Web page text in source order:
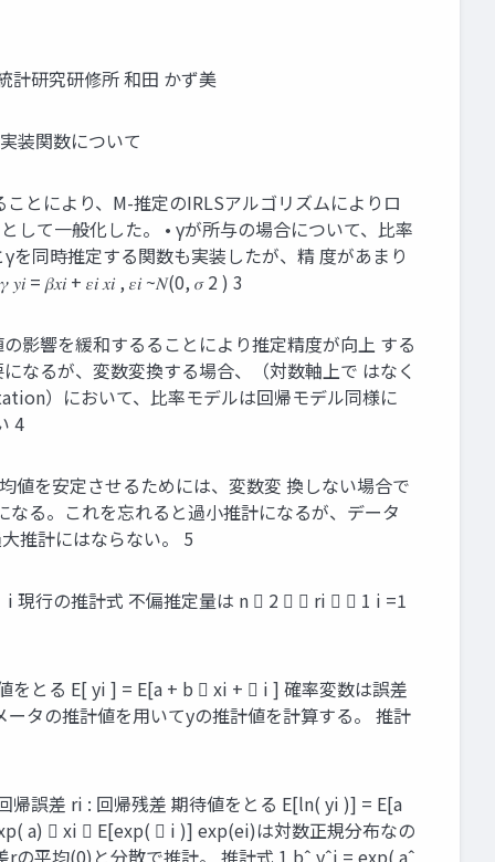
計研究研修所 和田 かず美
装関数について
とにより、M-推定のIRLSアルゴリズムによりロ
して一般化した。 • γが所与の場合について、比率
を同時推定する関数も実装したが、精 度があまり
= 𝛽𝑥𝑖 + 𝜀𝑖 𝑥𝑖 , 𝜀𝑖 ~𝑁(0, 𝜎 2 ) 3
影響を緩和するることにより推定精度が向上 する
なるが、変数変換する場合、（対数軸上で はなく
）において、比率モデルは回帰モデル同様に
4
を安定させるためには、変数変 換しない場合で
る。これを忘れると過小推計になるが、データ
推計にはならない。 5
現行の推計式 不偏推定量は n  2   ri   1 i =1
をとる E[ yi ] = E[a + b  xi +  i ] 確率変数は誤差
タの推計値を用いてyの推計値を計算する。 推計
誤差 ri : 回帰残差 期待値をとる E[ln( yi )] = E[a
a)  xi  E[exp(  i )] exp(ei)は対数正規分布なの